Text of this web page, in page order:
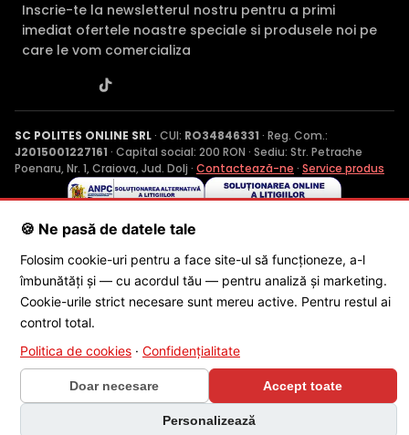
Inscrie-te la newsletterul nostru pentru a primi
imediat ofertele noastre speciale si produsele noi pe
care le vom comercializa
SC POLITES ONLINE SRL· CUI: RO34846331 · Reg. Com.:
J2015001227161 · Capital social: 200 RON · Sediu: Str. Petrache
Poenaru, Nr. 1, Craiova, Jud. Dolj · Contactează-ne · Service produs
© 2026 SC POLITES ONLINE SRL
🍪 Ne pasă de datele tale
Folosim cookie-uri pentru a face site-ul să funcționeze, a-l
îmbunătăți și — cu acordul tău — pentru analiză și marketing.
Cookie-urile strict necesare sunt mereu active. Pentru restul ai
control total.
Politica de cookies · Confidențialitate
Doar necesare
Personalizează
Accept toate
×
🎁 CONCURS SĂPTĂMÂNAL
Câștigă o cameră Dahua Wi-Fi 6 în